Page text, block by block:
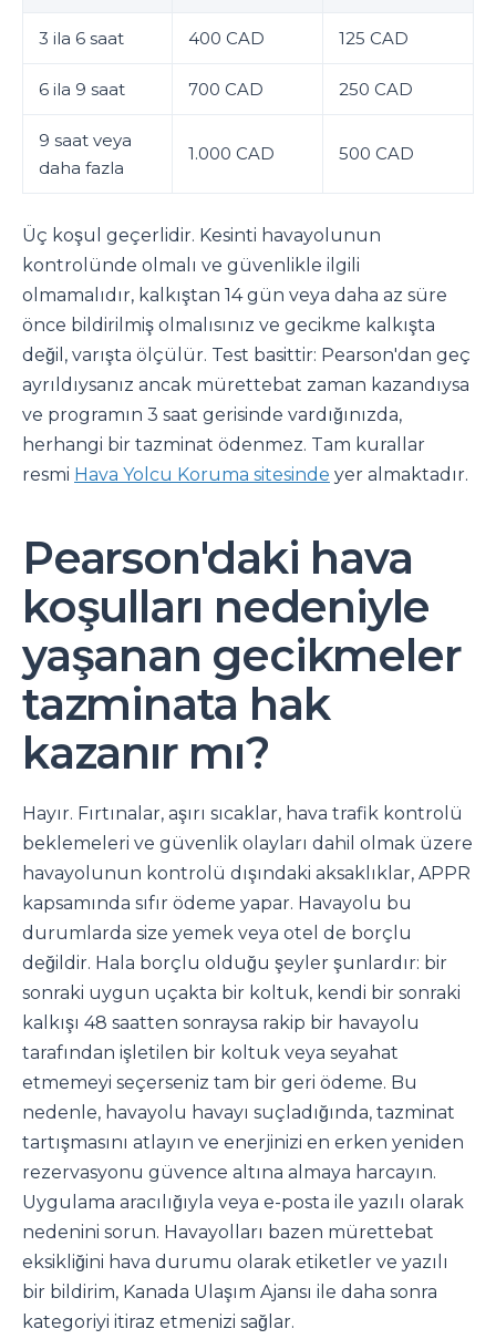
3 ila 6 saat 400 CAD 125 CAD
6 ila 9 saat 700 CAD 250 CAD
9 saat veya
daha fazla
1.000 CAD 500 CAD
Üç koşul geçerlidir. Kesinti havayolunun
kontrolünde olmalı ve güvenlikle ilgili
olmamalıdır, kalkıştan 14 gün veya daha az süre
önce bildirilmiş olmalısınız ve gecikme kalkışta
değil, varışta ölçülür. Test basittir: Pearson'dan geç
ayrıldıysanız ancak mürettebat zaman kazandıysa
ve programın 3 saat gerisinde vardığınızda,
herhangi bir tazminat ödenmez. Tam kurallar
resmi Hava Yolcu Koruma sitesinde yer almaktadır.
Pearson'daki hava
koşulları nedeniyle
yaşanan gecikmeler
tazminata hak
kazanır mı?
Hayır. Fırtınalar, aşırı sıcaklar, hava trafik kontrolü
beklemeleri ve güvenlik olayları dahil olmak üzere
havayolunun kontrolü dışındaki aksaklıklar, APPR
kapsamında sıfır ödeme yapar. Havayolu bu
durumlarda size yemek veya otel de borçlu
değildir. Hala borçlu olduğu şeyler şunlardır: bir
sonraki uygun uçakta bir koltuk, kendi bir sonraki
kalkışı 48 saatten sonraysa rakip bir havayolu
tarafından işletilen bir koltuk veya seyahat
etmemeyi seçerseniz tam bir geri ödeme. Bu
nedenle, havayolu havayı suçladığında, tazminat
tartışmasını atlayın ve enerjinizi en erken yeniden
rezervasyonu güvence altına almaya harcayın.
Uygulama aracılığıyla veya e-posta ile yazılı olarak
nedenini sorun. Havayolları bazen mürettebat
eksikliğini hava durumu olarak etiketler ve yazılı
bir bildirim, Kanada Ulaşım Ajansı ile daha sonra
kategoriyi itiraz etmenizi sağlar.